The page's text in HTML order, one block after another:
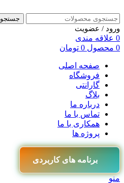
جستجو
ورود / عضویت
0 علاقه مندی
0 محصول 0 تومان
صفحه اصلی
فروشگاه
گارانتی
بلاگ
درباره ما
تماس با ما
همکاری با ما
پروژه ها
برنامه های کاربردی
منو